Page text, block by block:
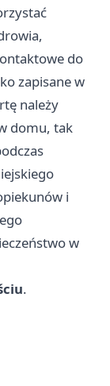
do
zapisane w
należy
domu, tak
i
w
.